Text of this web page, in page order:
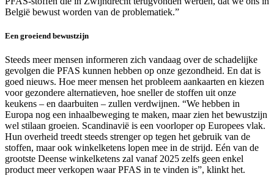
België bewust worden van de problematiek.”
Een groeiend bewustzijn
Steeds meer mensen informeren zich vandaag over de schadelijke
gevolgen die PFAS kunnen hebben op onze gezondheid. En dat is
goed nieuws. Hoe meer mensen het probleem aankaarten en kiezen
voor gezondere alternatieven, hoe sneller de stoffen uit onze
keukens – en daarbuiten – zullen verdwijnen. “We hebben in
Europa nog een inhaalbeweging te maken, maar zien het bewustzijn
wel stilaan groeien. Scandinavië is een voorloper op Europees vlak.
Hun overheid treedt steeds strenger op tegen het gebruik van de
stoffen, maar ook winkelketens lopen mee in de strijd. Eén van de
grootste Deense winkelketens zal vanaf 2025 zelfs geen enkel
product meer verkopen waar PFAS in te vinden is”, klinkt het.